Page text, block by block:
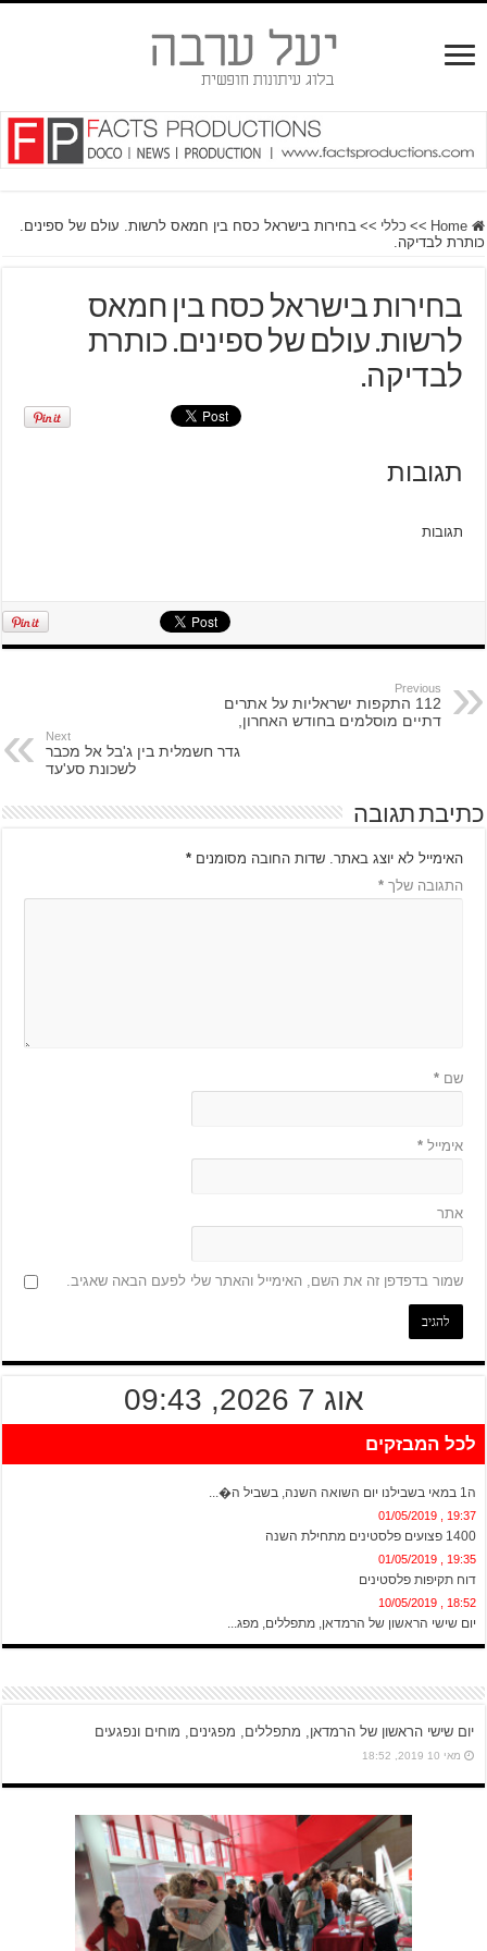
Home
>> כללי >> בחירות בישראל כסח בין חמאס לרשות. עולם של ספינים.
כותרת לבדיקה.
בחירות בישראל כסח בין חמאס
לרשות. עולם של ספינים. כותרת
לבדיקה.
תגובות
תגובות
Previous
112 התקפות ישראליות על אתרים
דתיים מוסלמים בחודש האחרון,
Next
גדר חשמלית בין ג'בל אל מכבר
לשכונת סע'עד
כתיבת תגובה
האימייל לא יוצג באתר. שדות החובה מסומנים*
התגובה שלך*
שם*
אימייל*
אתר
שמור בדפדפן זה את השם, האימייל והאתר שלי לפעם הבאה שאגיב.
אוג 7 2026, 09:43
לכל המבזקים
ה1 במאי בשבילנו יום השואה השנה, בשביל ה�...
19:37 , 01/05/2019
1400 פצועים פלסטינים מתחילת השנה
19:35 , 01/05/2019
דוח תקיפות פלסטינים
18:52 , 10/05/2019
יום שישי הראשון של הרמדאן, מתפללים, מפג...
יום שישי הראשון של הרמדאן, מתפללים, מפגינים, מוחים ונפגעים
מאי 10 2019, 18:52